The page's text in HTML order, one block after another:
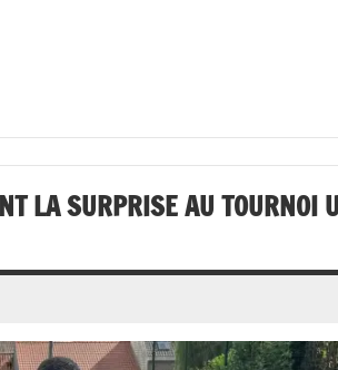
LA SURPRISE AU TOURNOI